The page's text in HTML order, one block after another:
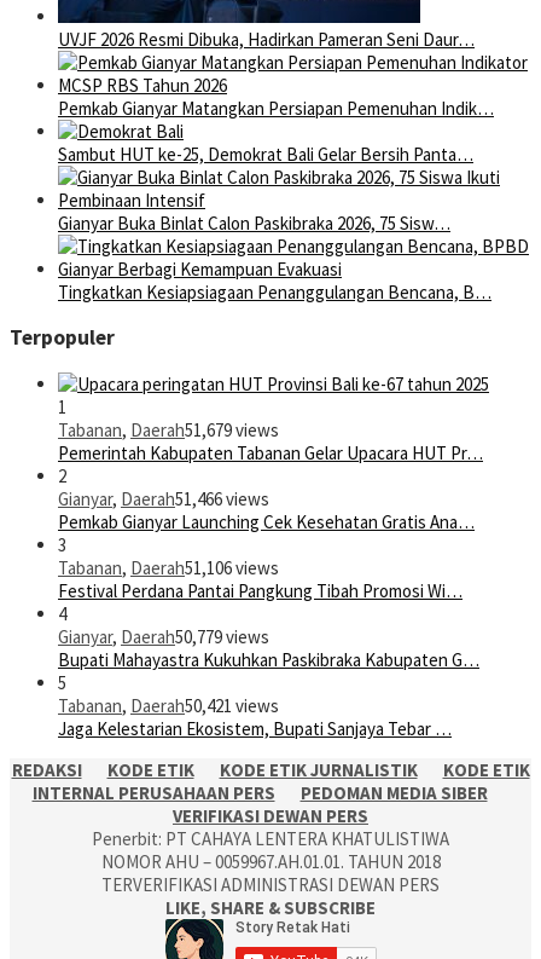
UVJF 2026 Resmi Dibuka, Hadirkan Pameran Seni Daur…
Pemkab Gianyar Matangkan Persiapan Pemenuhan Indik…
Sambut HUT ke-25, Demokrat Bali Gelar Bersih Panta…
Gianyar Buka Binlat Calon Paskibraka 2026, 75 Sisw…
Tingkatkan Kesiapsiagaan Penanggulangan Bencana, B…
Terpopuler
1
Tabanan, Daerah51,679 views
Pemerintah Kabupaten Tabanan Gelar Upacara HUT Pr…
2
Gianyar, Daerah51,466 views
Pemkab Gianyar Launching Cek Kesehatan Gratis Ana…
3
Tabanan, Daerah51,106 views
Festival Perdana Pantai Pangkung Tibah Promosi Wi…
4
Gianyar, Daerah50,779 views
Bupati Mahayastra Kukuhkan Paskibraka Kabupaten G…
5
Tabanan, Daerah50,421 views
Jaga Kelestarian Ekosistem, Bupati Sanjaya Tebar …
REDAKSI
KODE ETIK KODE ETIK JURNALISTIK
KODE ETIK
INTERNAL PERUSAHAAN PERS
PEDOMAN MEDIA SIBER
VERIFIKASI DEWAN PERS
Penerbit: PT CAHAYA LENTERA KHATULISTIWA
NOMOR AHU – 0059967.AH.01.01. TAHUN 2018
TERVERIFIKASI ADMINISTRASI DEWAN PERS
LIKE, SHARE & SUBSCRIBE